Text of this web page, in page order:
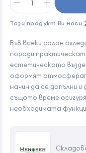
Във всеки салон
поради
естетическото
оформят
начин да се допълни
същото време
необходимата
Този продукт ви носи